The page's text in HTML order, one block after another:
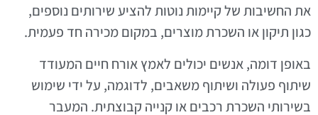
את החשיבות של קיימות נוטות להציע שירותים נוספים,
כגון תיקון או השכרת מוצרים, במקום מכירה חד פעמית.
באופן דומה, אנשים יכולים לאמץ אורח חיים המעודד
שיתוף פעולה ושיתוף משאבים, לדוגמה, על ידי שימוש
בשירותי השכרת רכבים או קנייה קבוצתית. המעבר